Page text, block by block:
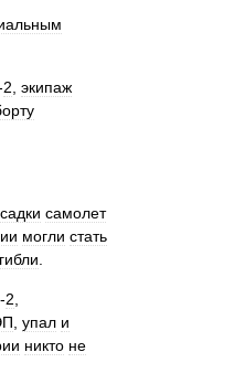
2 экипаж
самолет
могли стать
-2
упал и
никто не